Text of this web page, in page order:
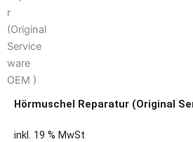
Hörmuschel Reparatur (Original
inkl. 19 % MwSt